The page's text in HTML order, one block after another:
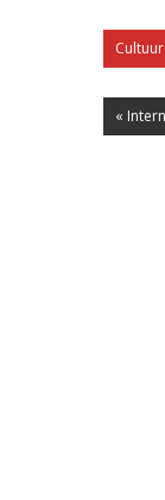
Cultuur
«